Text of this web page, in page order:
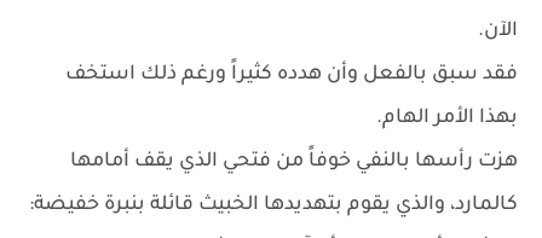
الآن.
فقد سبق بالفعل وأن هدده كثيراً ورغم ذلك استخف
بهذا الأمر الهام.
هزت رأسها بالنفي خوفاً من فتحي الذي يقف أمامها
كالمارد، والذي يقوم بتهديدها الخبيث قائلة بنبرة خفيضة: